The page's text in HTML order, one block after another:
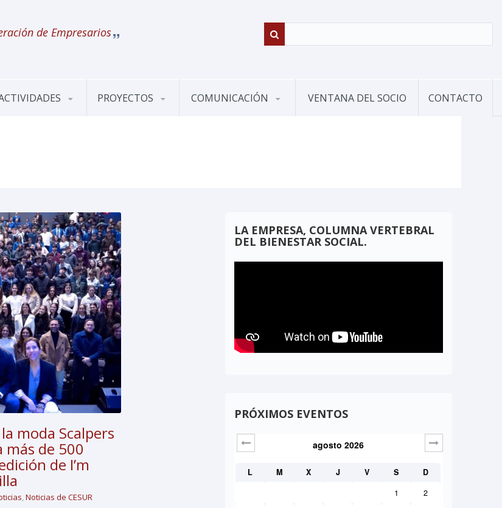
de Empresarios
PROYECTOS COMUNICACIÓN VENTANA DEL SOCIO CONTACTO
moda Scalpers
más de 500
de I’m
,Noticias de CESUR
LA EMPRESA, COLUMNA VERTEBRAL
DEL BIENESTAR SOCIAL.
PRÓXIMOS EVENTOS
agosto 2026
L M X J V S
D
1
2